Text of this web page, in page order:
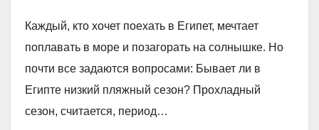
Каждый, кто хочет поехать в Египет, мечтает
поплавать в море и позагорать на солнышке. Но
почти все задаются вопросами: Бывает ли в
Египте низкий пляжный сезон? Прохладный
сезон, считается, период…